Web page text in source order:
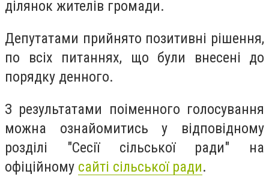
ділянок жителів громади.
Депутатами прийнято позитивні рішення,
по всіх питаннях, що були внесені до
порядку денного.
З результатами поіменного голосування
можна ознайомитись у відповідному
розділі "Сесії сільської ради" на
офіційному сайті сільської ради.